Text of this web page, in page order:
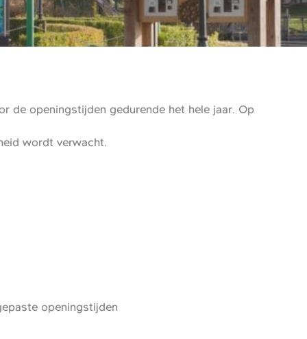
de openingstijden gedurende het hele jaar. Op
wordt verwacht.
openingstijden